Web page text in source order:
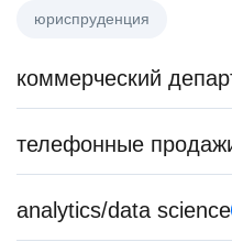
юриспруденция
коммерческий
Key Account Manager
150000 ₽
телефонные
Менеджер по продажам в
бизнеса
analytics/data science